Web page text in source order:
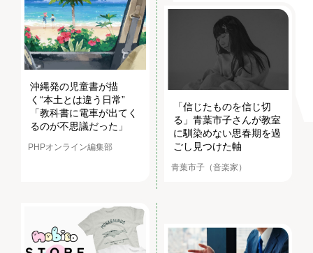
沖縄発の児童書が描
く“本土とは違う日常”
「教科書に電車が出てく
るのが不思議だった」
PHPオンライン編集部
「信じたものを信じ切
る」青葉市子さんが教室
に馴染めない思春期を過
ごし見つけた軸
青葉市子（音楽家）